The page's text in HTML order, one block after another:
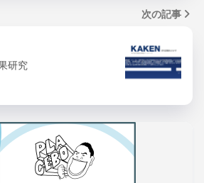
次の記事
研究